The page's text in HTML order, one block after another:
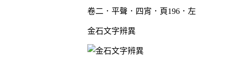
卷二．平聲．四宵．頁196．左
金石文字辨異